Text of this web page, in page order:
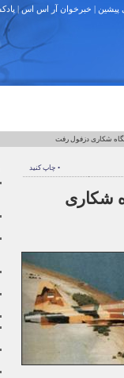
پیشین | خبرخوان آر اس اس|
شکاری دزفول رفت
• چاپ کنید
شکاری